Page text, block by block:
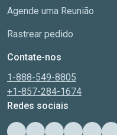
Agende uma Reunião
Rastrear pedido
Contate-nos
1-888-549-8805
+1-857-284-1674
Redes sociais